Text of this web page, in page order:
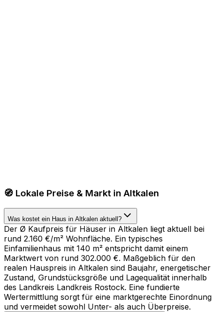
🧭 Lokale Preise & Markt in Altkalen
Was kostet ein Haus in Altkalen aktuell?
Der Ø Kaufpreis für Häuser in Altkalen liegt aktuell bei
rund 2.160 €/m² Wohnfläche. Ein typisches
Einfamilienhaus mit 140 m² entspricht damit einem
Marktwert von rund 302.000 €. Maßgeblich für den
realen Hauspreis in Altkalen sind Baujahr, energetischer
Zustand, Grundstücksgröße und Lagequalität innerhalb
des Landkreis Landkreis Rostock. Eine fundierte
Wertermittlung sorgt für eine marktgerechte Einordnung
und vermeidet sowohl Unter- als auch Überpreise.